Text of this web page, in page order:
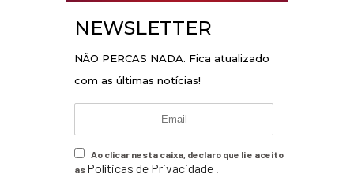
NEWSLETTER
NÃO PERCAS NADA. Fica atualizado
com as últimas notícias!
Ao clicar nesta caixa, declaro que li e aceito
as Políticas de Privacidade .